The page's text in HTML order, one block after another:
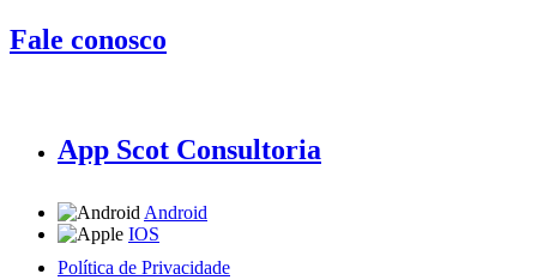
Fale conosco
App Scot Consultoria
Android
IOS
Política de Privacidade